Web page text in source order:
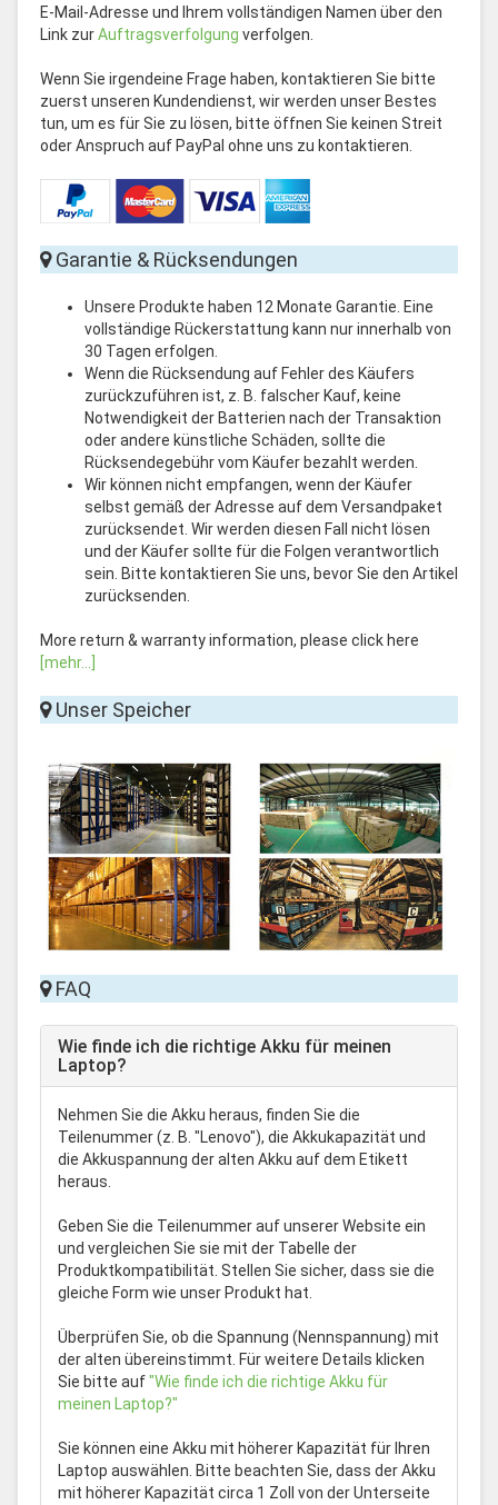
E-Mail-Adresse und Ihrem vollständigen Namen über den
Link zurAuftragsverfolgung verfolgen.
Wenn Sie irgendeine Frage haben, kontaktieren Sie bitte
zuerst unseren Kundendienst, wir werden unser Bestes
tun, um es für Sie zu lösen, bitte öffnen Sie keinen Streit
oder Anspruch auf PayPal ohne uns zu kontaktieren.
Garantie & Rücksendungen
Unsere Produkte haben 12 Monate Garantie. Eine
vollständige Rückerstattung kann nur innerhalb von
30 Tagen erfolgen.
Wenn die Rücksendung auf Fehler des Käufers
zurückzuführen ist, z. B. falscher Kauf, keine
Notwendigkeit der Batterien nach der Transaktion
oder andere künstliche Schäden, sollte die
Rücksendegebühr vom Käufer bezahlt werden.
Wir können nicht empfangen, wenn der Käufer
selbst gemäß der Adresse auf dem Versandpaket
zurücksendet. Wir werden diesen Fall nicht lösen
und der Käufer sollte für die Folgen verantwortlich
sein. Bitte kontaktieren Sie uns, bevor Sie den Artikel
zurücksenden.
More return & warranty information, please click here
[mehr...]
Unser Speicher
FAQ
Wie finde ich die richtige Akku für meinen
Laptop?
Nehmen Sie die Akku heraus, finden Sie die
Teilenummer (z. B. "Lenovo"), die Akkukapazität und
die Akkuspannung der alten Akku auf dem Etikett
heraus.
Geben Sie die Teilenummer auf unserer Website ein
und vergleichen Sie sie mit der Tabelle der
Produktkompatibilität. Stellen Sie sicher, dass sie die
gleiche Form wie unser Produkt hat.
Überprüfen Sie, ob die Spannung (Nennspannung) mit
der alten übereinstimmt. Für weitere Details klicken
Sie bitte auf"Wie finde ich die richtige Akku für
meinen Laptop?"
Sie können eine Akku mit höherer Kapazität für Ihren
Laptop auswählen. Bitte beachten Sie, dass der Akku
mit höherer Kapazität circa 1 Zoll von der Unterseite